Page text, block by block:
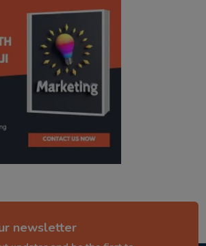
newsletter